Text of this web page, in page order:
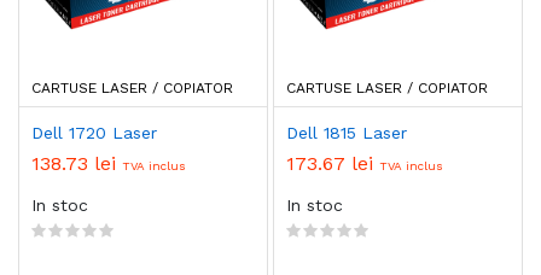
CARTUSE LASER / COPIATOR
Dell 1720 Laser
138.73 lei TVA inclus
In stoc
CARTUSE LASER / COPIATOR
Dell 1815 Laser
173.67 lei TVA inclus
In stoc